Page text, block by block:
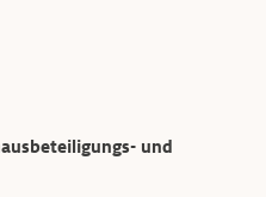
Vinzenzgruppe
der Vinzenzgruppe
und